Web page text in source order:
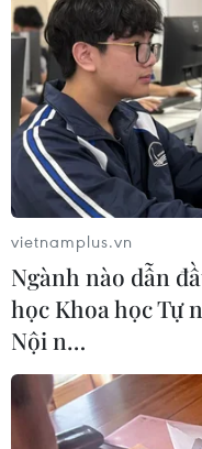
TIN LIÊN QUAN
vietnamplus.vn
Ngành nào dẫn
học Khoa học Tự
Nội n…